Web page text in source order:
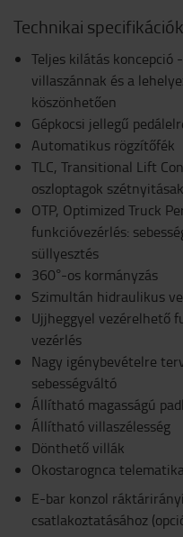
Technikai specifikációk
Teljes kilátás
villaszánnak és a
köszönhetően
Gépkocsi jellegű
Automatikus rögzítőfék
TLC, Transitional Lift
oszloptagok
OTP, Optimized Truck
funkcióvezérlés:
süllyesztés
360°-os kormányzás
Szimultán hidraulikus
Ujjheggyel vezérelhető
vezérlés
Nagy igénybevételre
sebességváltó
Állítható magasságú
Állítható villaszélesség
Dönthető villák
Okostarognca
E-bar konzol
csatlakoztatásához